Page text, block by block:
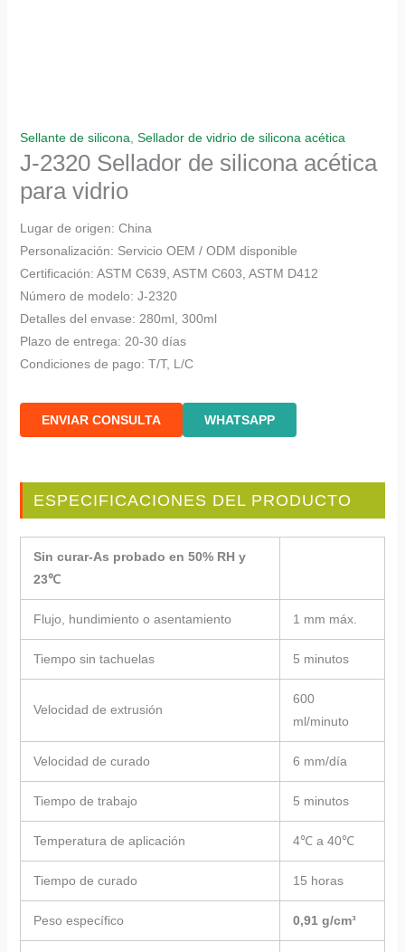
Sellante de silicona, Sellador de vidrio de silicona acética
J-2320 Sellador de silicona acética
para vidrio
Lugar de origen: China
Personalización: Servicio OEM / ODM disponible
Certificación: ASTM C639, ASTM C603, ASTM D412
Número de modelo: J-2320
Detalles del envase: 280ml, 300ml
Plazo de entrega: 20-30 días
Condiciones de pago: T/T, L/C
ENVIAR CONSULTA WHATSAPP
ESPECIFICACIONES DEL PRODUCTO
Sin curar-As probado en 50% RH y
23℃
Flujo, hundimiento o asentamiento 1 mm máx.
Tiempo sin tachuelas 5 minutos
Velocidad de extrusión
600
ml/minuto
Velocidad de curado 6 mm/día
Tiempo de trabajo 5 minutos
Temperatura de aplicación 4℃ a 40℃
Tiempo de curado 15 horas
Peso específico 0,91 g/cm³